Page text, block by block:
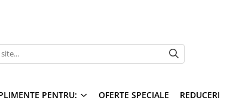
PENTRU: OFERTE SPECIALE REDUCERI